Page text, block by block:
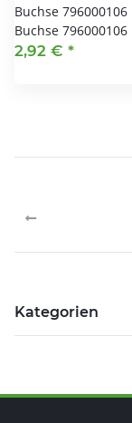
Buchse 796000106
Buchse 796000106
2,92 € *
Kategorien